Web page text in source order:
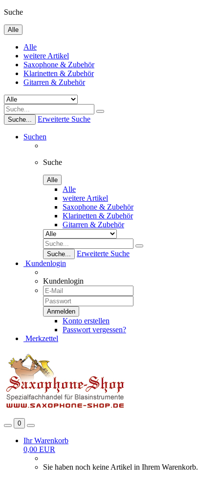
Suche
Alle
Alle
weitere Artikel
Saxophone & Zubehör
Klarinetten & Zubehör
Gitarren & Zubehör
Suche... Erweiterte Suche
Suchen
Suche
Alle
Alle
weitere Artikel
Saxophone & Zubehör
Klarinetten & Zubehör
Gitarren & Zubehör
Suche...
Erweiterte Suche
Kundenlogin
Kundenlogin
Konto erstellen
Passwort vergessen?
Merkzettel
0
Ihr Warenkorb
0,00 EUR
Sie haben noch keine Artikel in Ihrem Warenkorb.